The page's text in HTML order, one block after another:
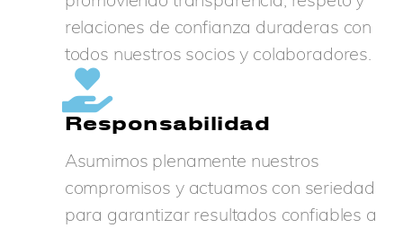
relaciones de confianza duraderas con
todos nuestros socios y colaboradores.
Responsabilidad
Asumimos plenamente nuestros
compromisos y actuamos con seriedad
para garantizar resultados confiables a